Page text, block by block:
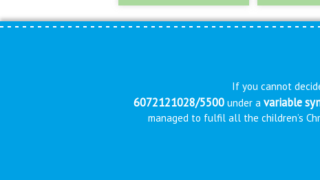
If you cannot
6072121028/5500 under a variable
managed to fulfil all the children’s